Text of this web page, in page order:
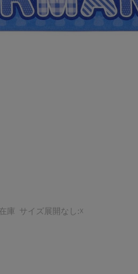
在庫 サイズ展開なし:☓